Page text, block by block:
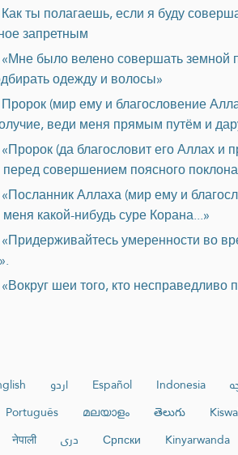
ты полагаешь, если я буду
запретным
было велено совершать земной
одежду и волосы»
(мир ему и благословение
веди меня прямым путём и
(да благословит его Аллах и
совершением поясного
Аллаха (мир ему и
какой-нибудь суре Корана...»
умеренности во
шеи того, кто
اردو Español Indonesia
Português മലയാളം తెలుగు
नेपाली دری Српски Kinyarwanda